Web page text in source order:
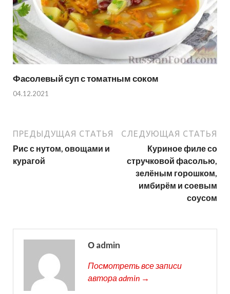
Фасолевый суп с томатным соком
04.12.2021
ПРЕДЫДУЩАЯ СТАТЬЯ
Рис с нутом, овощами и
курагой
СЛЕДУЮЩАЯ СТАТЬЯ
Куриное филе со
стручковой фасолью,
зелёным горошком,
имбирём и соевым
соусом
О admin
Посмотреть все записи
автора admin →